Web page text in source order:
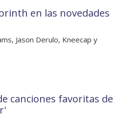
en las novedades
Jason Derulo, Kneecap y
canciones favoritas de